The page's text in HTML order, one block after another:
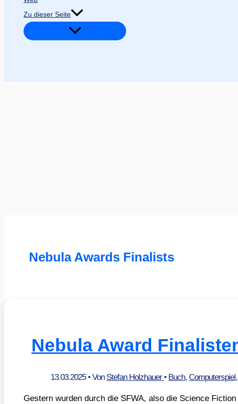
Zu dieser Seite
Nebula Awards Finalists
Nebula Award
13.03.2025• Von Stefan Holzhauer• Buch,Computerspiel,
Ges­tern wur­den durch die SFWA, also die Sci­ence